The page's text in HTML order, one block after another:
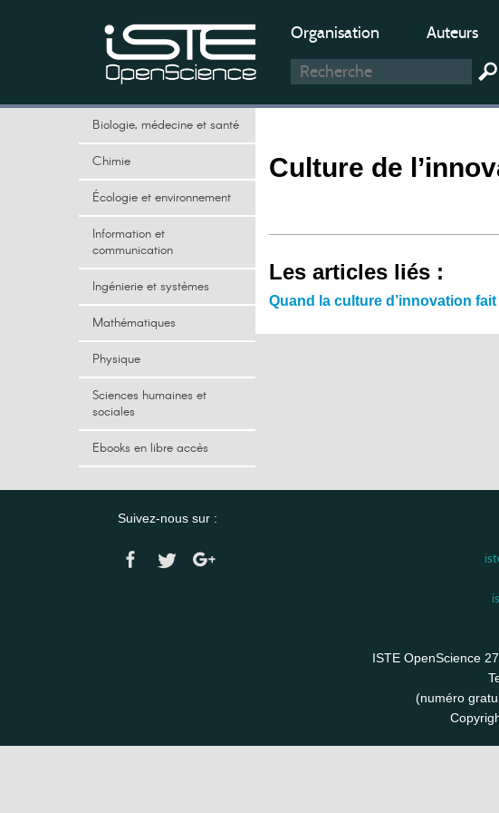
Organisation Auteurs
Biologie, médecine et santé
Chimie
Écologie et environnement
Information et
communication
Ingénierie et systèmes
Mathématiques
Physique
Sciences humaines et
sociales
Ebooks en libre accès
Culture de
Les articles liés :
Quand la culture d’innovation
Suivez-nous sur :
ISTE OpenScience
(numéro